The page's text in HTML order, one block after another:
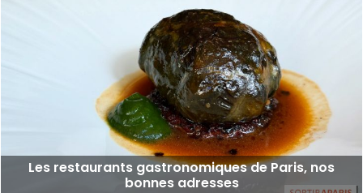
Les restaurants gastronomiques de Paris, nos
bonnes adresses